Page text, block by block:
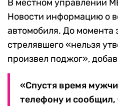
В местном управлении
Новости информацию о
автомобиля. До момента
стрелявшего «нельзя
произвел поджог»,
«Спустя время
телефону и сообщил,